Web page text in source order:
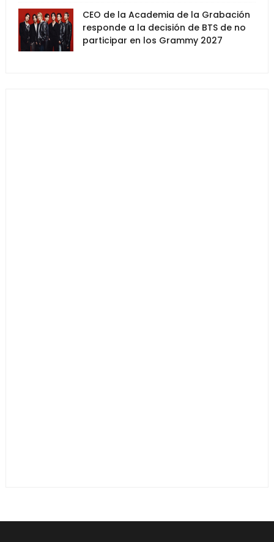
CEO de la Academia de la Grabación
responde a la decisión de BTS de no
participar en los Grammy 2027